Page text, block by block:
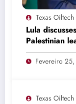
Texas
Lula
Palestinian
invitation
Fevereiro
Texas